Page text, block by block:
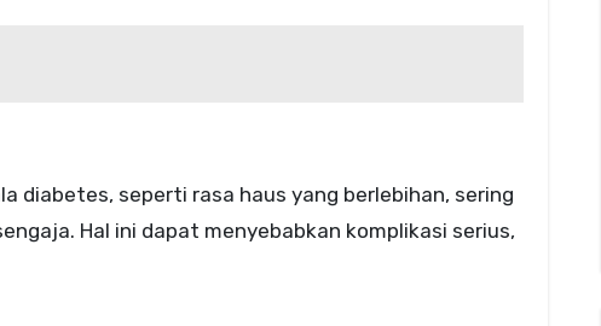
diabetes, seperti rasa haus yang berlebihan, sering
Hal ini dapat menyebabkan komplikasi serius,